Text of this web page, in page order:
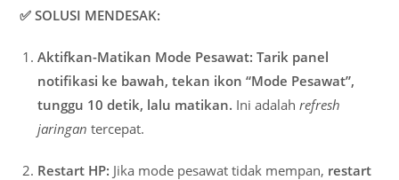
✅ SOLUSI MENDESAK:
Aktifkan-Matikan Mode Pesawat: Tarik panel
notifikasi ke bawah, tekan ikon “Mode Pesawat”,
tunggu 10 detik, lalu matikan. Ini adalahrefresh
jaringan tercepat.
Restart HP: Jika mode pesawat tidak mempan, restart